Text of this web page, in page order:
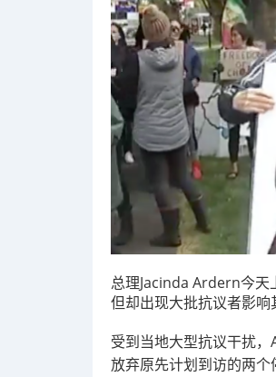
总理Jacinda Ardern今天
但却出现大批抗议者影响
受到当地大型抗议干扰
放弃原先计划到访的两个